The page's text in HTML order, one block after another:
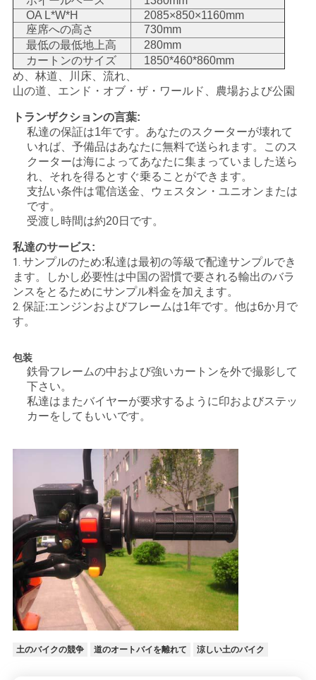
地
図
プ
ー
ポ
リ
ー
OA L*W*H
2085×850×1160mm
座席への高さ
730mm
最低の最低地上高
280mm
カートンのサイズ
1850*460*860mm
め、林道、川床、流れ、
山の道、エンド・オブ・ザ・ワールド、農場および公園
トランザクションの言葉:
私達の保証は1年です。あなたのスクーターが壊れて
いれば、予備品はあなたに無料で送られます。このス
クーターは海によってあなたに集まっていました送ら
れ、それを得るとすぐ乗ることができます。
支払い条件は電信送金、ウェスタン・ユニオンまたは
です。
受渡し時間は約20日です。
私達のサービス:
1. サンプルのため:私達は最初の等級で配達サンプルでき
ます。しかし必要性は中国の習慣で要される輸出のバラ
ンスをとるためにサンプル料金を加えます。
2. 保証:エンジンおよびフレームは1年です。他は6か月で
す。
包装
鉄骨フレームの中および強いカートンを外で撮影して
下さい。
私達はまたバイヤーが要求するように印およびステッ
カーをしてもいいです。
土のバイクの競争 道のオートバイを離れて 涼しい土のバイク